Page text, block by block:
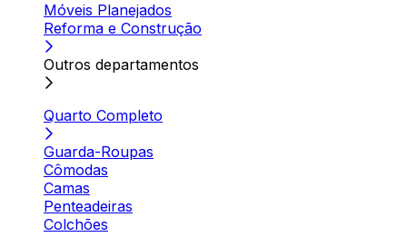
Móveis Planejados
Reforma e Construção
Outros departamentos
Quarto Completo
Guarda-Roupas
Cômodas
Camas
Penteadeiras
Colchões